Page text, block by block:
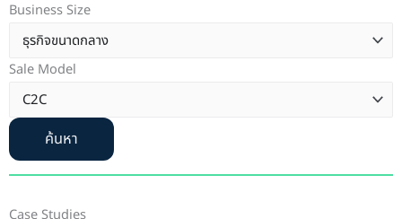
Business Size
Sale Model
ค้นหา